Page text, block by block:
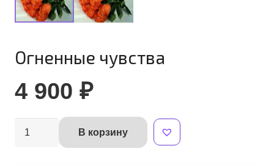
Огненные чувства
4 900 ₽
Количество
В корзину
Alternative: